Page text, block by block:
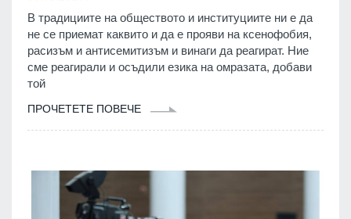
В традициите на обществото и институциите ни е да
не се приемат каквито и да е прояви на ксенофобия,
расизъм и антисемитизъм и винаги да реагират. Ние
сме реагирали и осъдили езика на омразата, добави
той
ПРОЧЕТЕТЕ ПОВЕЧЕ